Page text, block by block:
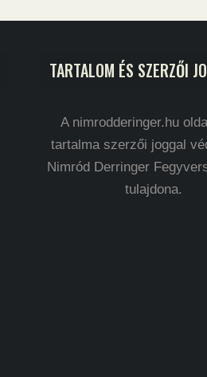
TARTALOM ÉS SZERZŐI
A nimrodderinger.hu
tartalma szerzői joggal
Nimród Derringer
tulajdona.